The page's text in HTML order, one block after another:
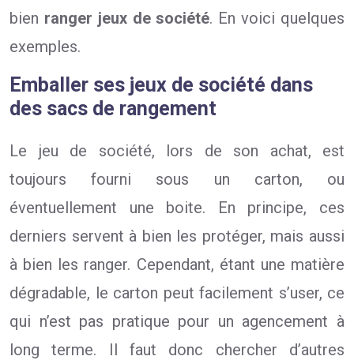
bien ranger jeux de société. En voici quelques
exemples.
Emballer ses jeux de société dans
des sacs de rangement
Le jeu de société, lors de son achat, est
toujours fourni sous un carton, ou
éventuellement une boite. En principe, ces
derniers servent à bien les protéger, mais aussi
à bien les ranger. Cependant, étant une matière
dégradable, le carton peut facilement s’user, ce
qui n’est pas pratique pour un agencement à
long terme. Il faut donc chercher d’autres